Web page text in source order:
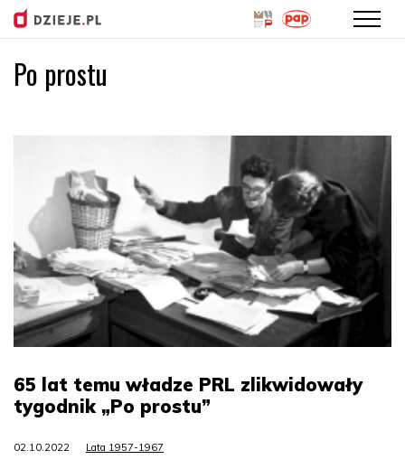
Po prostu
65 lat temu władze PRL zlikwidowały
tygodnik „Po prostu”
02.10.2022 Lata 1957-1967